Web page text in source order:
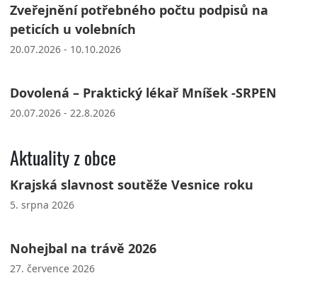
Zveřejnění potřebného počtu podpisů na
peticích u volebních
20.07.2026 - 10.10.2026
Dovolená – Praktický lékař Mníšek -SRPEN
20.07.2026 - 22.8.2026
Aktuality z obce
Krajská slavnost soutěže Vesnice roku
5. srpna 2026
Nohejbal na trávě 2026
27. července 2026